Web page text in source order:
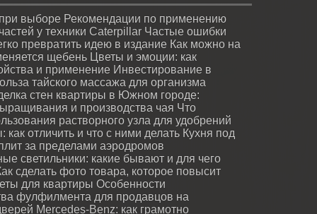
выборе Рекомендации по применению
у техники Caterpillar Частые ошибки
превратить идею в издание Как можно на
щебень Цветы и эмоции: как
и применение Инвестирование в
тайского массажа для организма
стен квартиры в Южном городе:
и производства чая Что
растворного узла для удобрений
отличить и что с ними делать Кухня под
за пределами аэродромов
светильники: какие бывают и для чего
сделать фото товара, которое повысит
для квартиры Особенности
фулфилмента для продавцов на
Mercedes-Benz: как грамотно